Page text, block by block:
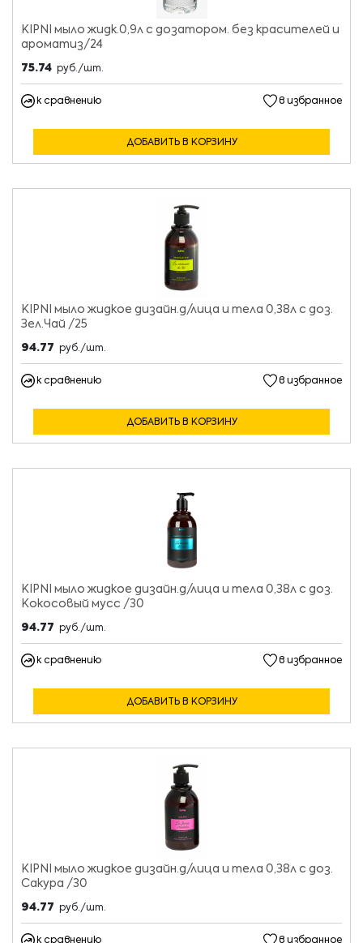
KIPNI мыло жидк.0,9л с дозатором. без красителей и
ароматиз/24
75.74 руб./шт.
к сравнению в избранное
ДОБАВИТЬ В КОРЗИНУ
KIPNI мыло жидкое дизайн.д/лица и тела 0,38л с доз.
Зел.Чай /25
94.77 руб./шт.
к сравнению в избранное
ДОБАВИТЬ В КОРЗИНУ
KIPNI мыло жидкое дизайн.д/лица и тела 0,38л с доз.
Кокосовый мусс /30
94.77 руб./шт.
к сравнению в избранное
ДОБАВИТЬ В КОРЗИНУ
KIPNI мыло жидкое дизайн.д/лица и тела 0,38л с доз.
Сакура /30
94.77 руб./шт.
к сравнению в избранное